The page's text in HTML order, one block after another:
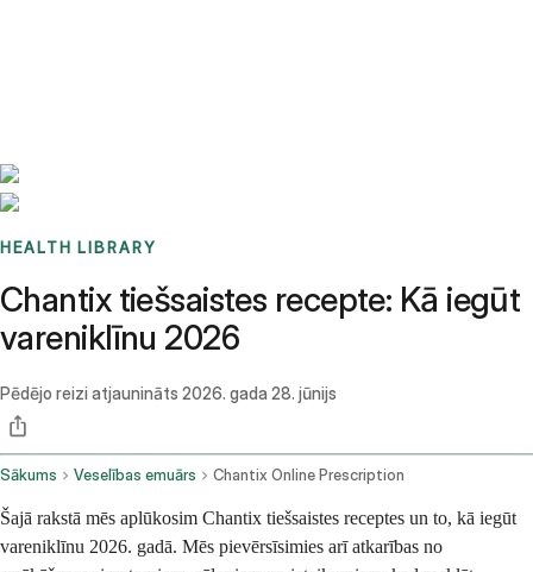
HEALTH LIBRARY
Chantix tiešsaistes recepte: Kā iegūt
vareniklīnu 2026
Pēdējo reizi atjaunināts 2026. gada 28. jūnijs
Sākums Veselības emuārs Chantix Online Prescription
Šajā rakstā mēs aplūkosim Chantix tiešsaistes receptes un to, kā iegūt
vareniklīnu 2026. gadā. Mēs pievērsīsimies arī atkarības no